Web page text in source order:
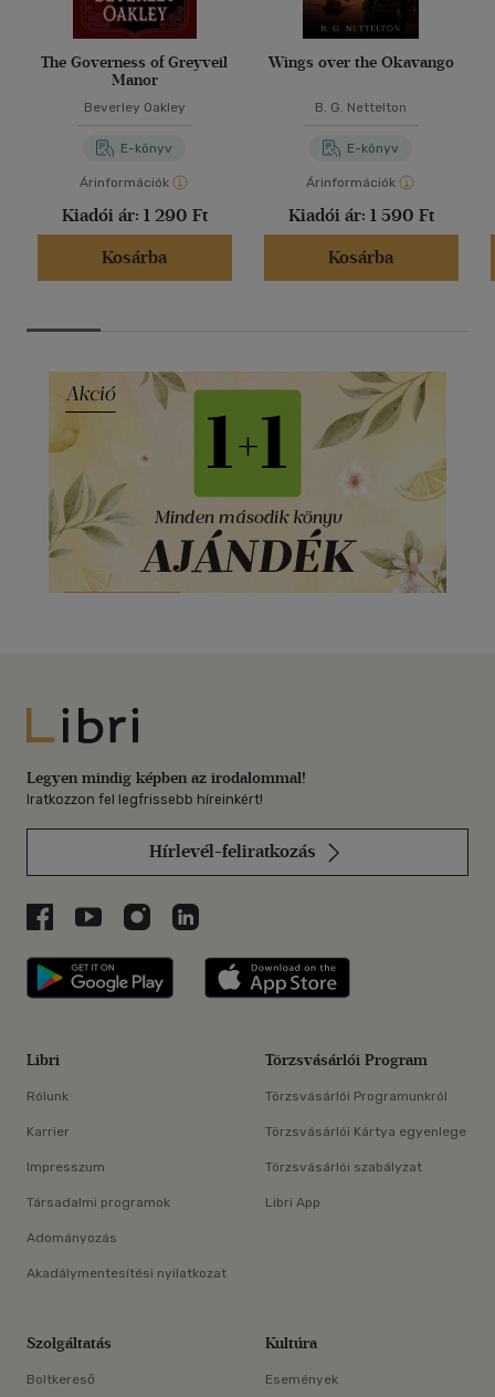
The Governess of Greyveil
Manor
Beverley Oakley
E-könyv
Árinformációk
Kiadói ár: 1 290 Ft
Kosárba
Wings over the Okavango
B. G. Nettelton
E-könyv
Árinformációk
Kiadói ár: 1 590 Ft
Kosárba
Libri
Legyen mindig képben az irodalommal!
Iratkozzon fel legfrissebb híreinkért!
Hírlevél-feliratkozás
Libri a Facebookon
Libri a Youtube-on
Libri az Instagramon
Libri a LinkedInen
Libri applikáció Szerezd meg: Google
Libri
Rólunk
Karrier
Impresszum
Társadalmi programok
Adományozás
Akadálymentesítési nyilatkozat
Törzsvásárlói Program
Törzsvásárlói Programunkról
Törzsvásárlói Kártya egyenlege
Törzsvásárlói szabályzat
Libri App
Szolgáltatás
Boltkereső
Kultúra
Események